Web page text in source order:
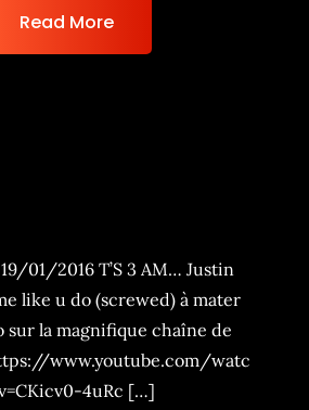
Read More
01/2016 T’S 3 AM… Justin
like u do (screwed) à mater
sur la magnifique chaîne de
www.youtube.com/watc
4uRc […]